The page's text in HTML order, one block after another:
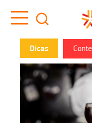
Dicas